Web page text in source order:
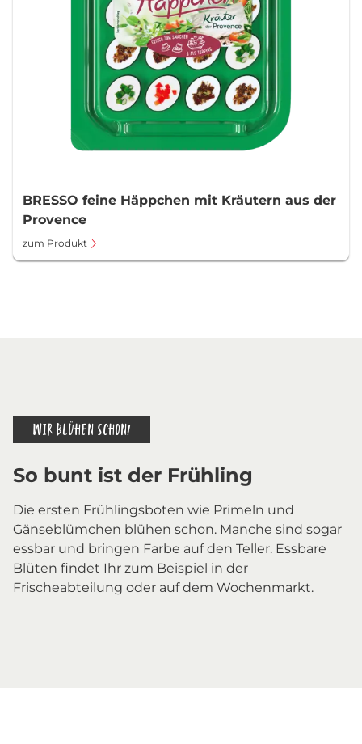
BRESSO feine Häppchen mit Kräutern aus der
Provence
zum Produkt
WIR BLÜHEN SCHON!
So bunt ist der Frühling
Die ersten Frühlingsboten wie Primeln und
Gänseblümchen blühen schon. Manche sind sogar
essbar und bringen Farbe auf den Teller. Essbare
Blüten findet Ihr zum Beispiel in der
Frischeabteilung oder auf dem Wochenmarkt.